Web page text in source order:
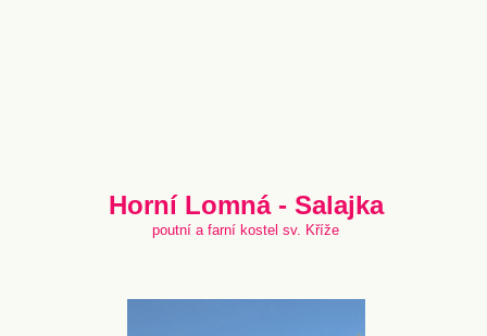
Horní Lomná - Salajka
poutní a farní kostel sv. Kříže